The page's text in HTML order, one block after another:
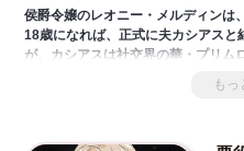
侯爵令嬢のレオニー・メルディンは
18歳になれば、正式に夫カシアス
が、カシアスは社交界の華・プリム
離婚を決意するレオニーだが、父親
もっ